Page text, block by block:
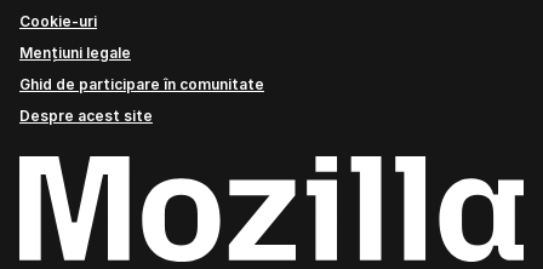
Cookie-uri
Mențiuni legale
Ghid de participare în comunitate
Despre acest site